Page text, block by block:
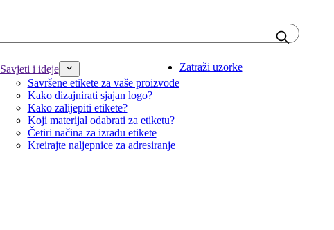
Savjeti i ideje
Savršene etikete za vaše proizvode
Kako dizajnirati sjajan logo?
Kako zalijepiti etikete?
Koji materijal odabrati za etiketu?
Četiri načina za izradu etikete
Kreirajte naljepnice za adresiranje
Zatraži uzorke